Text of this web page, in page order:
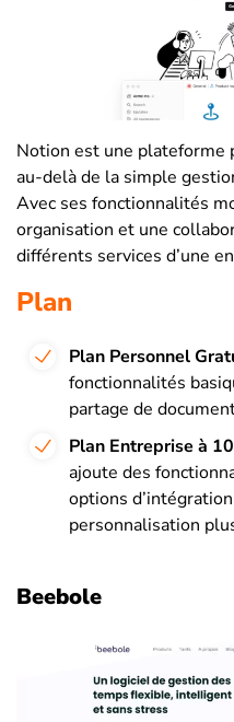
Notion est une plateforme
au-delà de la simple
Avec ses fonctionnalités
organisation et une
différents services d’une
Plan
Plan Personnel
fonctionnalités
partage de
Plan Entreprise à
ajoute des
options
personnalisation
Beebole